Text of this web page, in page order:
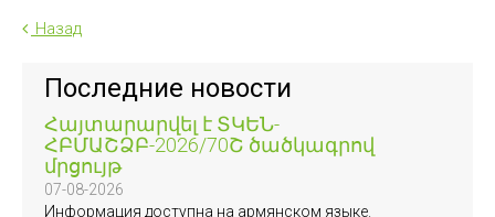
Назад
Последние новости
Հայտարարվել է ՏԿԵՆ-
ՀԲՄԱՇՁԲ-2026/70Շ ծածկագրով
մրցույթ
07-08-2026
Информация доступна на армянском языке.